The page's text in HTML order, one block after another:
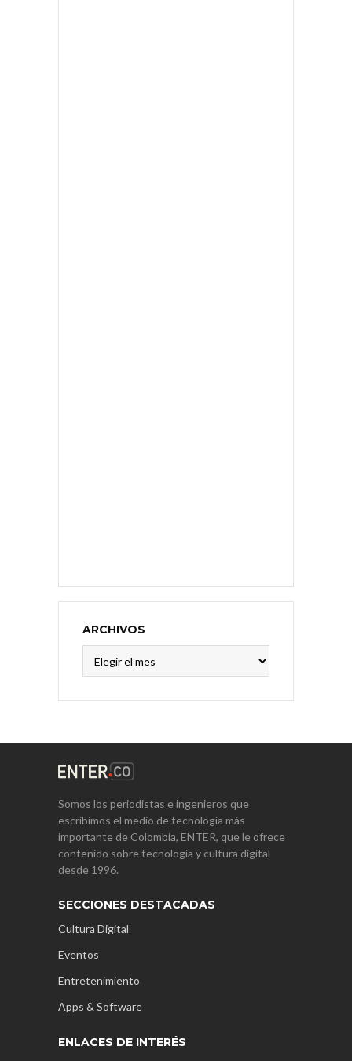
ARCHIVOS
Somos los periodistas e ingenieros que
escribimos el medio de tecnología más
importante de Colombia, ENTER, que le ofrece
contenido sobre tecnología y cultura digital
desde 1996.
SECCIONES DESTACADAS
Cultura Digital
Eventos
Entretenimiento
Apps & Software
ENLACES DE INTERÉS